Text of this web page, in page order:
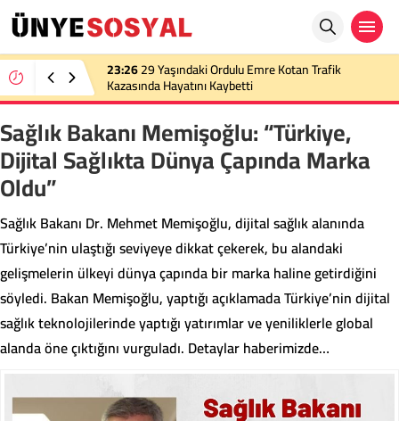
23:2629 Yaşındaki Ordulu Emre Kotan Trafik
Kazasında Hayatını Kaybetti
Sağlık Bakanı Memişoğlu: “Türkiye,
Dijital Sağlıkta Dünya Çapında Marka
Oldu”
Sağlık Bakanı Dr. Mehmet Memişoğlu, dijital sağlık alanında
Türkiye’nin ulaştığı seviyeye dikkat çekerek, bu alandaki
gelişmelerin ülkeyi dünya çapında bir marka haline getirdiğini
söyledi. Bakan Memişoğlu, yaptığı açıklamada Türkiye’nin dijital
sağlık teknolojilerinde yaptığı yatırımlar ve yeniliklerle global
alanda öne çıktığını vurguladı. Detaylar haberimizde…